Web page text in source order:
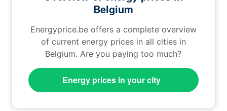
Belgium
Energyprice.be offers a complete overview
of current energy prices in all cities in
Belgium. Are you paying too much?
Energy prices in your city